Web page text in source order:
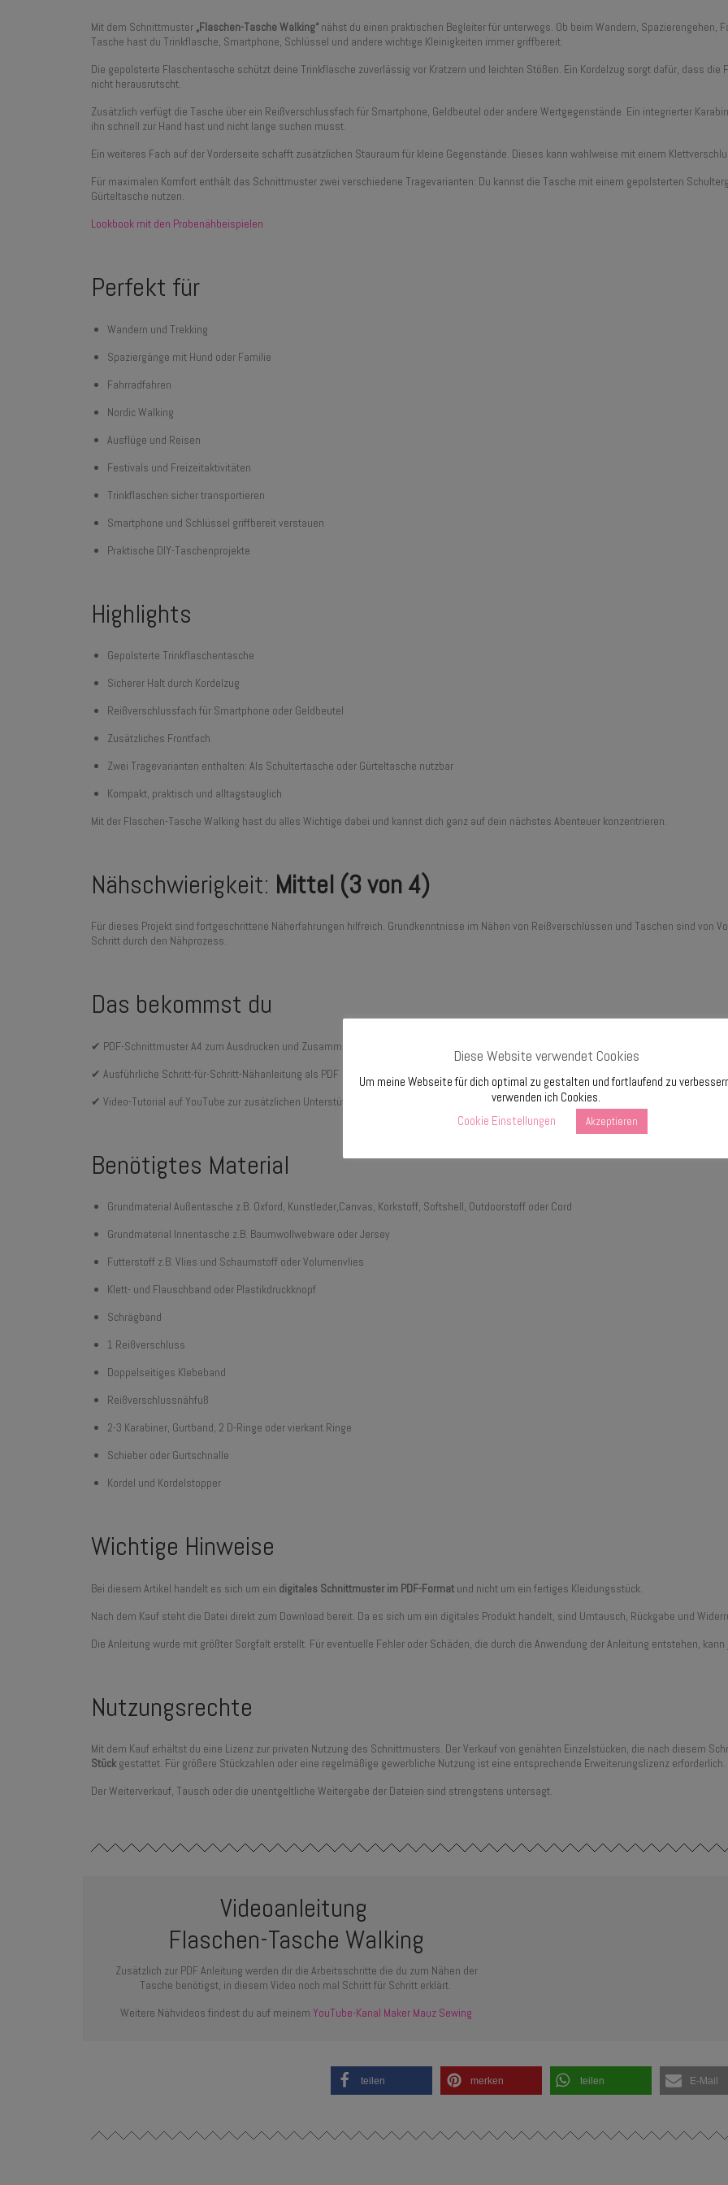
Mit dem Schnittmuster „Flaschen-Tasche Walking“ nähst du einen praktischen Begleiter für unterwegs. Ob beim Wandern, Spazierengehen,
Tasche hast du Trinkflasche, Smartphone, Schlüssel und andere wichtige Kleinigkeiten immer griffbereit.
Die gepolsterte Flaschentasche schützt deine Trinkflasche zuverlässig vor Kratzern und leichten Stößen. Ein Kordelzug sorgt dafür, dass die
nicht herausrutscht.
Zusätzlich verfügt die Tasche über ein Reißverschlussfach für Smartphone, Geldbeutel oder andere Wertgegenstände. Ein integrierter
ihn schnell zur Hand hast und nicht lange suchen musst.
Ein weiteres Fach auf der Vorderseite schafft zusätzlichen Stauraum für kleine Gegenstände. Dieses kann wahlweise mit einem
Für maximalen Komfort enthält das Schnittmuster zwei verschiedene Tragevarianten: Du kannst die Tasche mit einem gepolsterten
Gürteltasche nutzen.
Lookbook mit den Probenähbeispielen
Perfekt für
Wandern und Trekking
Spaziergänge mit Hund oder Familie
Fahrradfahren
Nordic Walking
Ausflüge und Reisen
Festivals und Freizeitaktivitäten
Trinkflaschen sicher transportieren
Smartphone und Schlüssel griffbereit verstauen
Praktische DIY-Taschenprojekte
Highlights
Gepolsterte Trinkflaschentasche
Sicherer Halt durch Kordelzug
Reißverschlussfach für Smartphone oder Geldbeutel
Zusätzliches Frontfach
Zwei Tragevarianten enthalten: Als Schultertasche oder Gürteltasche nutzbar
Kompakt, praktisch und alltagstauglich
Mit der Flaschen-Tasche Walking hast du alles Wichtige dabei und kannst dich ganz auf dein nächstes Abenteuer konzentrieren.
Nähschwierigkeit: Mittel (3 von 4)
Für dieses Projekt sind fortgeschrittene Näherfahrungen hilfreich. Grundkenntnisse im Nähen von Reißverschlüssen und Taschen sind von
Schritt durch den Nähprozess.
Das bekommst du
✔ PDF-Schnittmuster A4 zum Ausdrucken und Zusammenkleben
✔ Ausführliche Schritt-für-Schritt-Nähanleitung als PDF
✔ Video-Tutorial auf YouTube zur zusätzlichen Unterstützung
Benötigtes Material
Grundmaterial Außentasche z.B. Oxford, Kunstleder,Canvas, Korkstoff, Softshell, Outdoorstoff oder Cord
Grundmaterial Innentasche z.B. Baumwollwebware oder Jersey
Futterstoff z.B. Vlies und Schaumstoff oder Volumenvlies
Klett- und Flauschband oder Plastikdruckknopf
Schrägband
1 Reißverschluss
Doppelseitiges Klebeband
Reißverschlussnähfuß
2-3 Karabiner, Gurtband, 2 D-Ringe oder vierkant Ringe
Schieber oder Gurtschnalle
Kordel und Kordelstopper
Wichtige Hinweise
Bei diesem Artikel handelt es sich um ein digitales Schnittmuster im PDF-Format und nicht um ein fertiges Kleidungsstück.
Nach dem Kauf steht die Datei direkt zum Download bereit. Da es sich um ein digitales Produkt handelt, sind Umtausch, Rückgabe und
Die Anleitung wurde mit größter Sorgfalt erstellt. Für eventuelle Fehler oder Schäden, die durch die Anwendung der Anleitung entstehen,
Nutzungsrechte
Mit dem Kauf erhältst du eine Lizenz zur privaten Nutzung des Schnittmusters. Der Verkauf von genähten Einzelstücken, die nach diesem
Stückgestattet. Für größere Stückzahlen oder eine regelmäßige gewerbliche Nutzung ist eine entsprechende Erweiterungslizenz erforderlich.
Der Weiterverkauf, Tausch oder die unentgeltliche Weitergabe der Dateien sind strengstens untersagt.
Videoanleitung
Flaschen-Tasche Walking
Zusätzlich zur PDF Anleitung werden dir die Arbeitsschritte die du zum Nähen der
Tasche benötigst, in diesem Video noch mal Schritt für Schritt erklärt.
Weitere Nähvideos findest du auf meinem YouTube-Kanal Maker Mauz Sewing
teilen merken teilen E-Mail
Diese Website verwendet Cookies
Um meine Webseite für dich optimal zu gestalten und fortlaufend zu
verwenden ich Cookies.
Cookie Einstellungen
Akzeptieren